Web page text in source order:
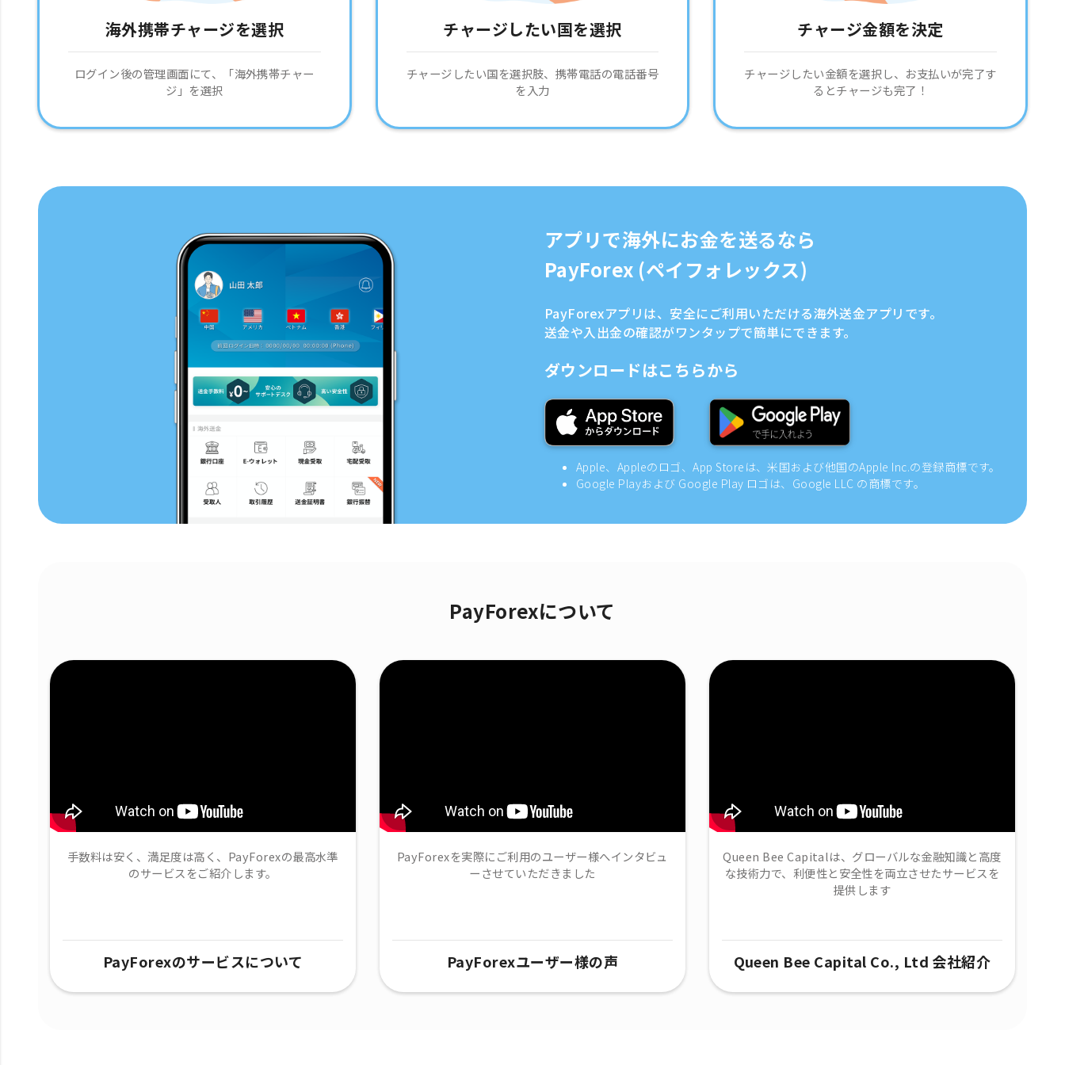
海外携帯チャージを選択
ログイン後の管理画面にて、「海外携帯チャー
ジ」を選択
チャージしたい国を選択
チャージしたい国を選択肢、携帯電話の電話番号
を入力
チャージ金額を決定
チャージしたい金額を選択し、お支払いが完了す
るとチャージも完了！
アプリで海外にお金を送るなら
PayForex (ペイフォレックス)
PayForexアプリは、安全にご利用いただける海外送金アプリです。
送金や入出金の確認がワンタップで簡単にできます。
ダウンロードはこちらから
Apple、Appleのロゴ、App Storeは、米国および他国のApple Inc.の登録商標です。
Google Playおよび Google Play ロゴは、Google LLC の商標です。
PayForexについて
手数料は安く、満足度は高く、PayForexの最高水準
のサービスをご紹介します。
PayForexのサービスについて
PayForexを実際にご利用のユーザー様へインタビュ
ーさせていただきました
PayForexユーザー様の声​
Queen Bee Capitalは、グローバルな金融知識と高度
な技術力で、​利便性と安全性を両立させたサービスを
提供します
Queen Bee Capital Co., Ltd 会社紹介